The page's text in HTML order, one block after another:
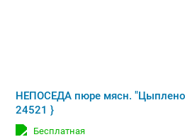
НЕПОСЕДА пюре мясн.
24521 }
Бесплатная